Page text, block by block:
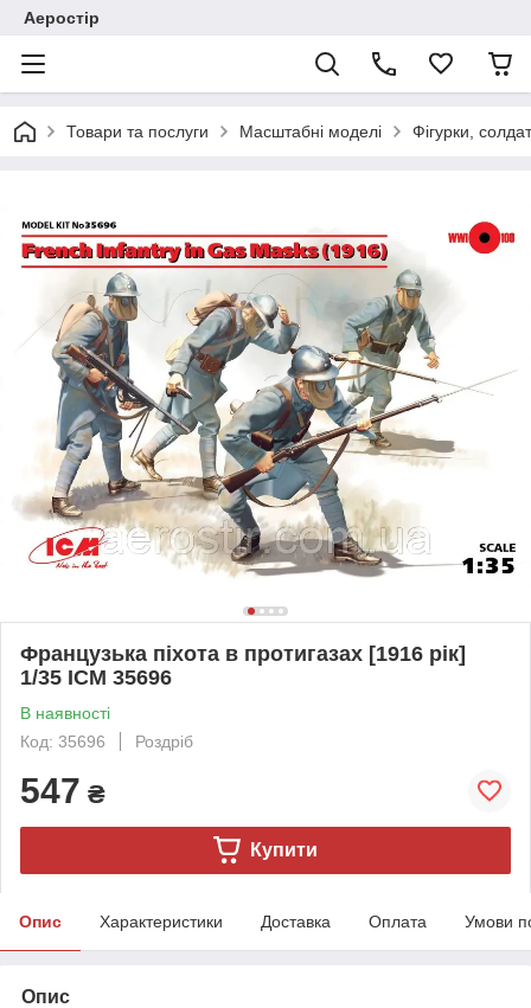
Аеростір
Товари та послуги Масштабні моделі Фігурки,
Французька піхота в протигазах [1916 рік]
1/35 ICM 35696
В наявності
Код: 35696
Роздріб
547 ₴
Купити
Опис Характеристики Доставка Оплата Умови
Опис